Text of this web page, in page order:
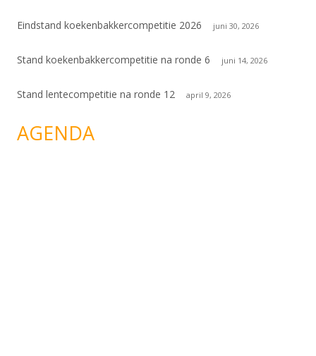
Eindstand koekenbakkercompetitie 2026 juni 30, 2026
Stand koekenbakkercompetitie na ronde 6 juni 14, 2026
Stand lentecompetitie na ronde 12 april 9, 2026
AGENDA